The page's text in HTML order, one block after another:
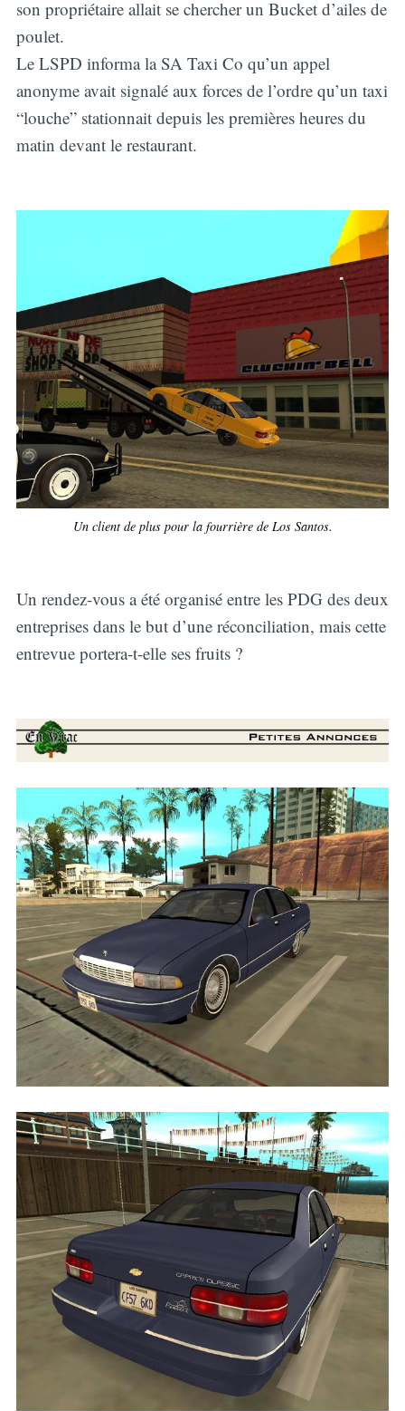
son propriétaire allait se chercher un Bucket d’ailes de
poulet.
Le LSPD informa la SA Taxi Co qu’un appel
anonyme avait signalé aux forces de l’ordre qu’un taxi
“louche” stationnait depuis les premières heures du
matin devant le restaurant.
Un client de plus pour la fourrière de Los Santos.
Un rendez-vous a été organisé entre les PDG des deux
entreprises dans le but d’une réconciliation, mais cette
entrevue portera-t-elle ses fruits ?